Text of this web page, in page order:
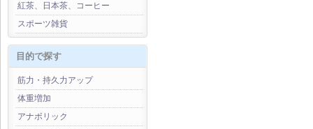
紅茶、日本茶、コーヒー
スポーツ雑貨
目的で探す
筋力・持久力アップ
体重増加
アナボリック